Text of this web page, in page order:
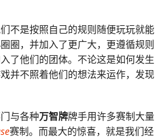
不是按照自己的规则随便玩玩就能
圈，并加入了更广大，更遵循规则
了他们的团体。不论这是如何发生
并不照着他们的想法来运作，发现
与各种万智牌牌手用许多赛制大量
赛制。而最大的惊喜，就是我们经